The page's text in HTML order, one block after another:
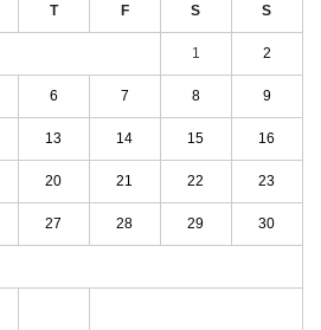
T F S S
1 2
6 7 8 9
13 14 15 16
20 21 22 23
27 28 29 30